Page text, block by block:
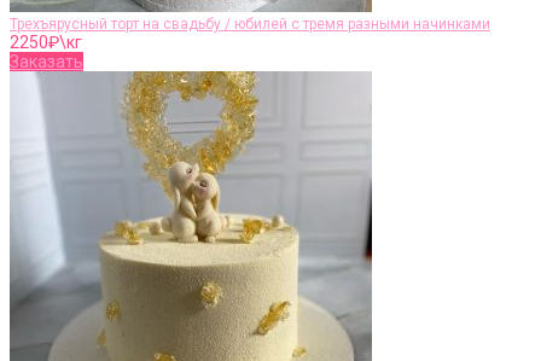
Трехъярусный торт на свадьбу / юбилей с тремя разными начинками
2250₽\кг
Заказать